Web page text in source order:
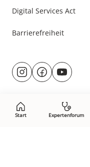
Start Expertenforum
Digital Services Act
Barrierefreiheit
Besuche
uns@rund.ums.baby